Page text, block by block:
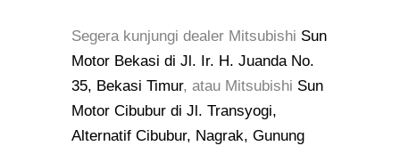
Segera kunjungi dealer Mitsubishi Sun
Motor Bekasi di Jl. Ir. H. Juanda No.
35, Bekasi Timur, atau Mitsubishi Sun
Motor Cibubur di Jl. Transyogi,
Alternatif Cibubur, Nagrak, Gunung